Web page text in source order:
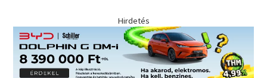
Hirdetés